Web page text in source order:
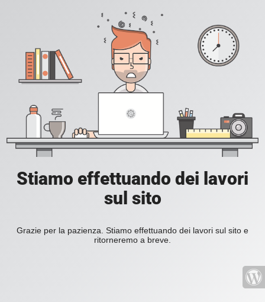
Stiamo effettuando dei lavori
sul sito
Grazie per la pazienza. Stiamo effettuando dei lavori sul sito e
ritorneremo a breve.